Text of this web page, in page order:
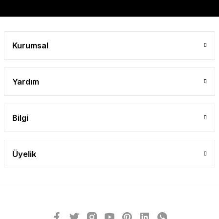
Kurumsal
Yardım
Bilgi
Üyelik